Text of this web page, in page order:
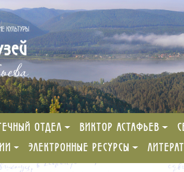
ОТДЕЛ ВИКТОР АСТАФЬЕВ
ЭЛЕКТРОННЫЕ РЕСУРСЫ